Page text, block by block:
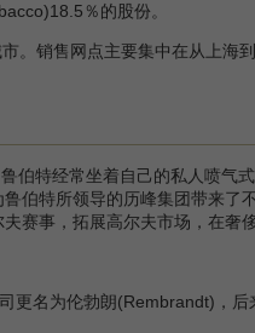
％的股份。
销售网点主要集中在从上海
特经常坐着自己的私人喷气
特所领导的历峰集团带来了
赛事，拓展高尔夫市场，在奢
更名为伦勃朗(Rembrandt)，